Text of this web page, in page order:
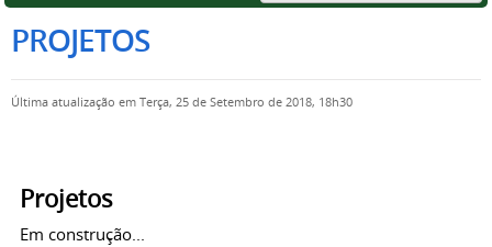
PROJETOS
Última atualização em Terça, 25 de Setembro de 2018, 18h30
Projetos
Em construção...